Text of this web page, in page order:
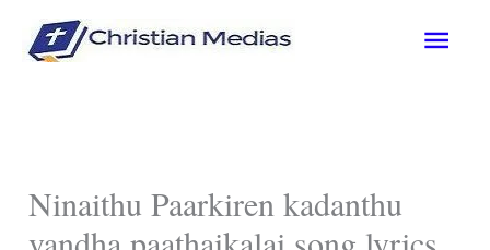
Main
Ninaithu Paarkiren kadanthu